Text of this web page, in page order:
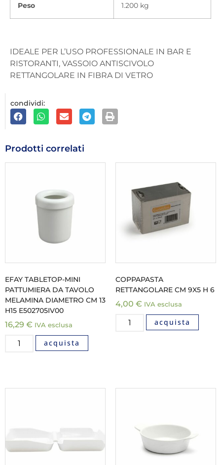
Peso 1.200 kg
IDEALE PER L’USO PROFESSIONALE IN BAR E
RISTORANTI, VASSOIO ANTISCIVOLO
RETTANGOLARE IN FIBRA DI VETRO
condividi:
Prodotti correlati
EFAY TABLETOP-MINI
PATTUMIERA DA TAVOLO
MELAMINA DIAMETRO CM 13
H15 E502705IV00
16,29 € IVA esclusa
acquista
COPPAPASTA
RETTANGOLARE CM 9X5 H 6
4,00 € IVA esclusa
acquista